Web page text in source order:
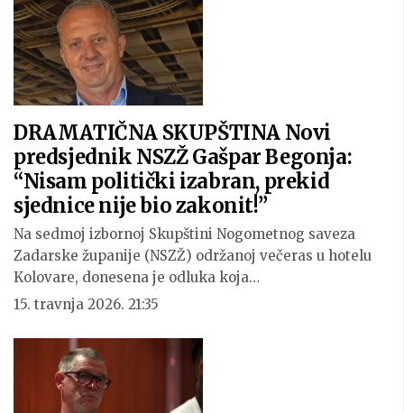
DRAMATIČNA SKUPŠTINA Novi
predsjednik NSZŽ Gašpar Begonja:
“Nisam politički izabran, prekid
sjednice nije bio zakonit!”
Na sedmoj izbornoj Skupštini Nogometnog saveza
Zadarske županije (NSZŽ) održanoj večeras u hotelu
Kolovare, donesena je odluka koja…
15. travnja 2026. 21:35